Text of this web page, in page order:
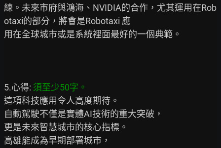
練。未來市府與鴻海、NVIDIA的合作，尤其運用在Rob
otaxi的部分，將會是Robotaxi 應
用在全球城市或是系統裡面最好的一個典範。
5.心得: 須至少50字。
這項科技應用令人高度期待。
自動駕駛不僅是實體AI技術的重大突破，
更是未來智慧城市的核心指標。
高雄能成為早期部署城市，